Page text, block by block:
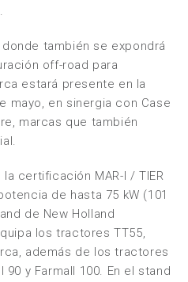
también se expondrá
off-road para
estará presente en la
mayo, en sinergia con Case
marcas que también
certificación MAR-I / TIER
de hasta 75 kW (101
de New Holland
los tractores TT55,
además de los tractores
90 y Farmall 100. En el stand